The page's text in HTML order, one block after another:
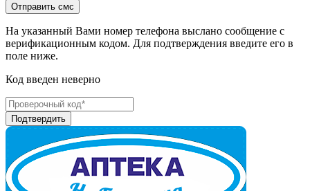
На указанный Вами номер телефона выслано сообщение с
верификационным кодом. Для подтверждения введите его в
поле ниже.
Код введен неверно